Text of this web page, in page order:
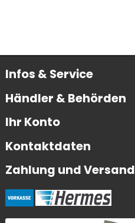
Infos & Service
Händler & Behörden
Ihr Konto
Kontaktdaten
Zahlung und Versand